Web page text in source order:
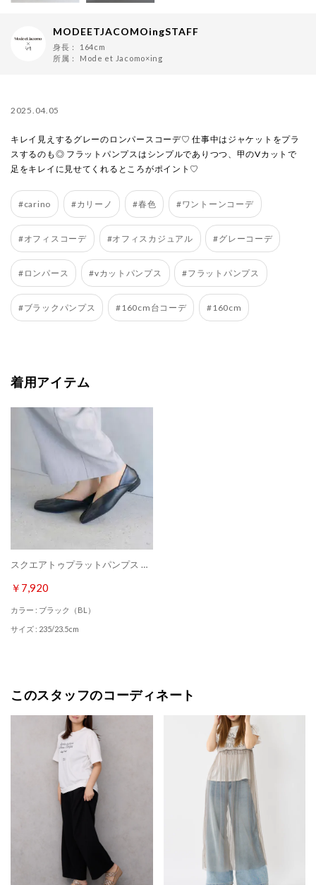
MODEETJACOMOingSTAFF
身長：
164cm
所属： Mode et Jacomo×ing
2025.04.05
キレイ見えするグレーのロンパースコーデ♡ 仕事中はジャケットをプラ
スするのも◎ フラットパンプスはシンプルでありつつ、甲のVカットで
足をキレイに見せてくれるところがポイント♡
#carino #カリーノ #春色 #ワントーンコーデ
#オフィスコーデ #オフィスカジュアル #グレーコーデ
#ロンパース #vカットパンプス #フラットパンプス
#ブラックパンプス #160cm台コーデ #160cm
着用アイテム
スクエアトゥプラットパンプス （ブラック）
￥7,920
カラー : ブラック（BL）
サイズ : 235/23.5cm
このスタッフのコーディネート